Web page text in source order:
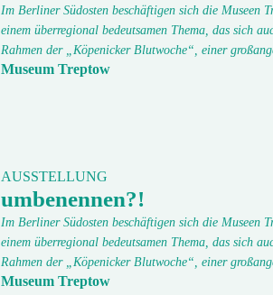
Im Berliner Südosten beschäftigen sich die Museen
einem überregional bedeutsamen Thema, das sich
Rahmen der „Köpenicker Blutwoche“, einer
Museum Treptow
AUSSTELLUNG
umbenennen?!
Im Berliner Südosten beschäftigen sich die Museen
einem überregional bedeutsamen Thema, das sich
Rahmen der „Köpenicker Blutwoche“, einer
Museum Treptow